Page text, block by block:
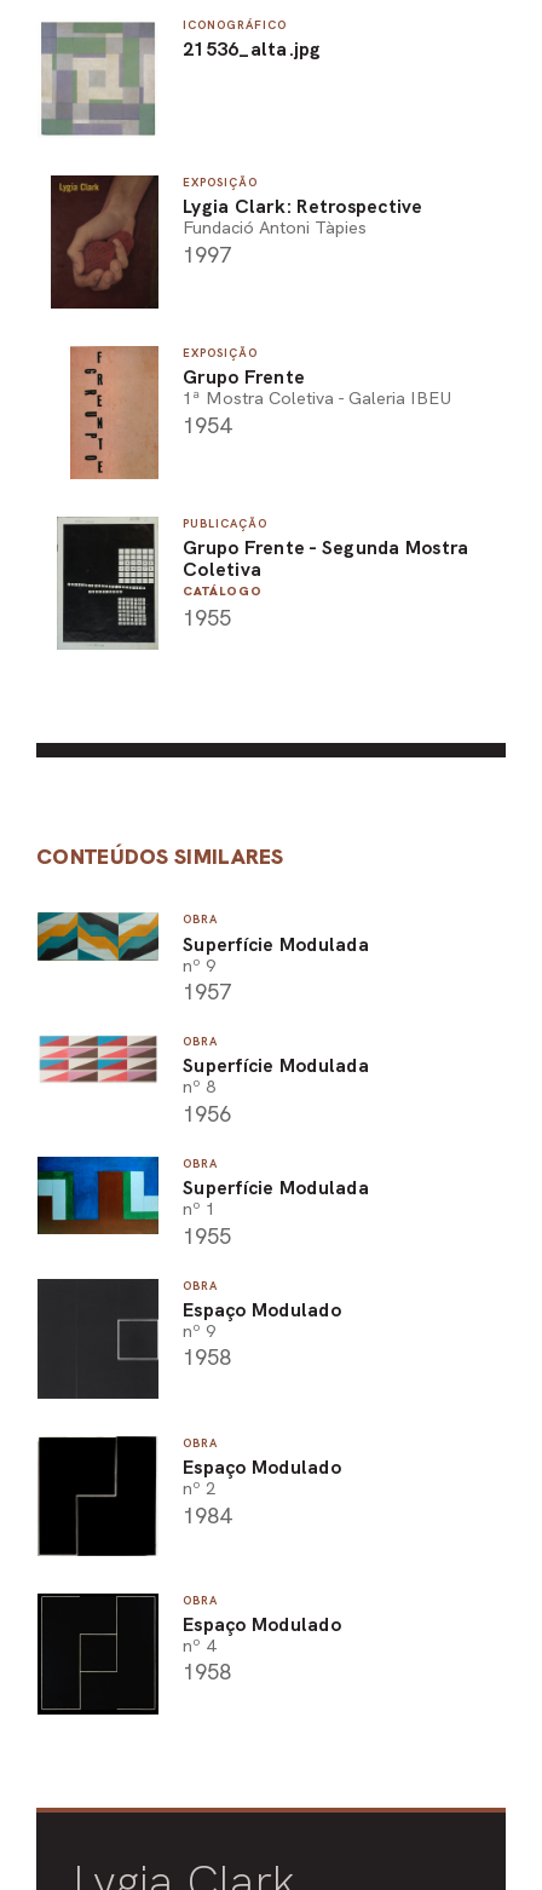
ICONOGRÁFICO
21536_alta.jpg
EXPOSIÇÃO
Lygia Clark: Retrospective
Fundació Antoni Tàpies
1997
EXPOSIÇÃO
Grupo Frente
1ª Mostra Coletiva - Galeria IBEU
1954
PUBLICAÇÃO
Grupo Frente - Segunda Mostra
Coletiva
CATÁLOGO
1955
CONTEÚDOS SIMILARES
OBRA
Superfície Modulada
nº 9
1957
OBRA
Superfície Modulada
nº 8
1956
OBRA
Superfície Modulada
nº 1
1955
OBRA
Espaço Modulado
nº 9
1958
OBRA
Espaço Modulado
nº 2
1984
OBRA
Espaço Modulado
nº 4
1958